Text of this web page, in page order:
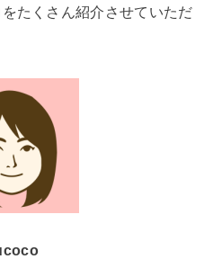
たくさん紹介させていただ